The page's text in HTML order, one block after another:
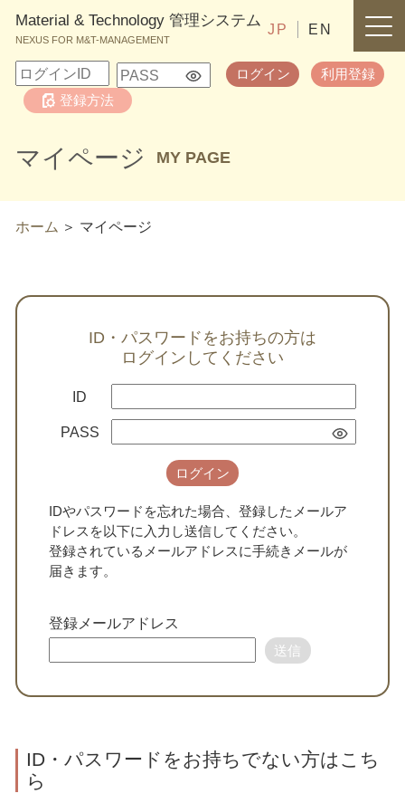
Material & Technology 管理システム
NEXUS FOR M&T-MANAGEMENT
ログイン
利用登録
登録方法
JP EN
マイページ MY PAGE
ホーム マイページ
ID・パスワードをお持ちの方は
ログインしてください
ID
PASS
ログイン
IDやパスワードを忘れた場合、登録したメールア
ドレスを以下に入力し送信してください。
登録されているメールアドレスに手続きメールが
届きます。
登録メールアドレス
送信
ID・パスワードをお持ちでない方はこち
ら